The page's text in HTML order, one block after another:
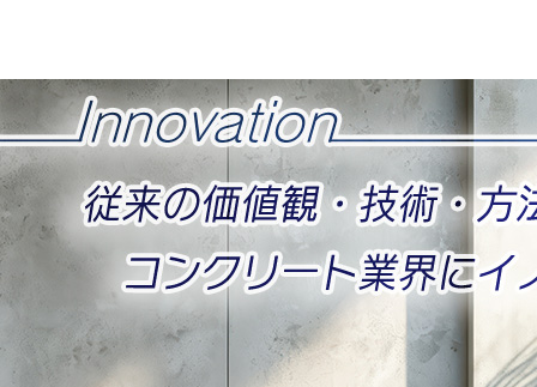
ツ
本
文
へ
ス
キ
ッ
KTS株式会社